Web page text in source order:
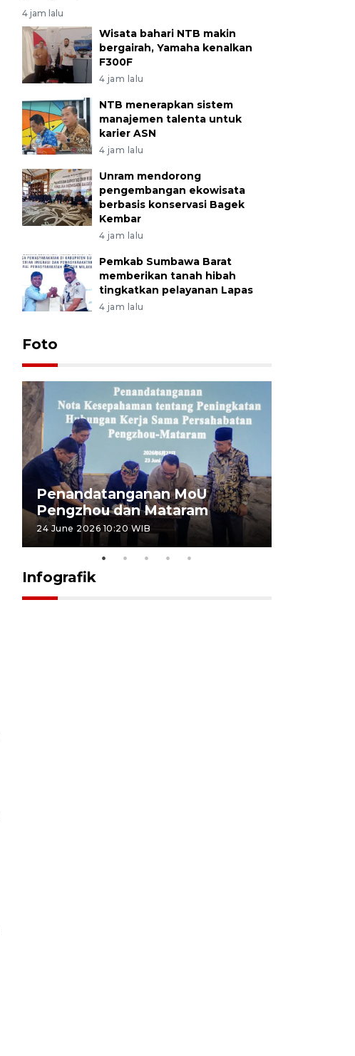
4 jam lalu
Wisata bahari NTB makin
bergairah, Yamaha kenalkan
F300F
4 jam lalu
NTB menerapkan sistem
manajemen talenta untuk
karier ASN
4 jam lalu
Unram mendorong
pengembangan ekowisata
berbasis konservasi Bagek
Kembar
4 jam lalu
Pemkab Sumbawa Barat
memberikan tanah hibah
tingkatkan pelayanan Lapas
4 jam lalu
Foto
Penandatanganan MoU
Pengzhou dan Mataram
24 June 2026 10:20 WIB
Infografik